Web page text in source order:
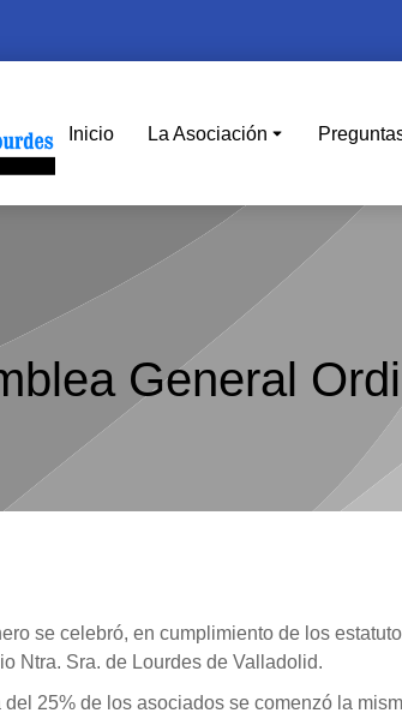
Inicio La Asociación
General
se celebró, en cumplimiento de los
Ntra. Sra. de Lourdes de Valladolid.
25% de los asociados se comenzó la